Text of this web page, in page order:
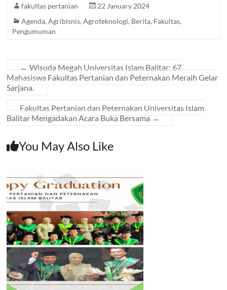
fakultas pertanian
22 January 2024
Agenda,Agribisnis,Agroteknologi, Berita, Fakultas,
Pengumuman
← Wisuda Megah Universitas Islam Balitar: 67
Mahasiswa Fakultas Pertanian dan Peternakan Meraih Gelar
Sarjana.
Fakultas Pertanian dan Peternakan Universitas Islam
Balitar Mengadakan Acara Buka Bersama →
You May Also Like